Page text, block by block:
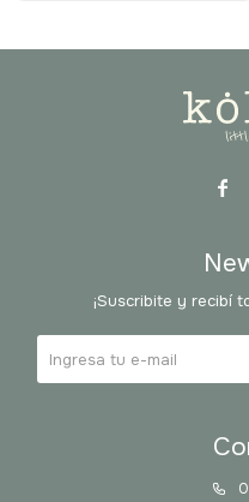

¡Suscribite y recibí